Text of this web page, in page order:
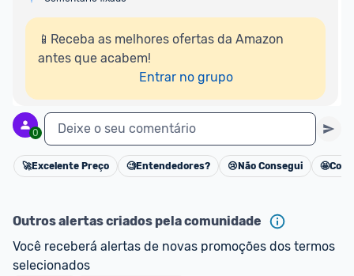
📱Receba as melhores ofertas da Amazon
antes que acabem!
Entrar no grupo
0 Deixe o seu comentário
Cancelar
🚀Excelente Preço 🧐Entendedores? 😢 Não Consegui 🤩
Outros alertas criados pela comunidade
Você receberá alertas de novas promoções dos termos
selecionados